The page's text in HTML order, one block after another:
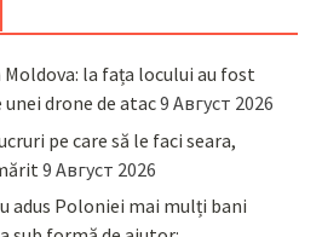
la fața locului au fost
drone de atac9 Август 2026
pe care să le faci seara,
9 Август 2026
adus Poloniei mai mulți bani